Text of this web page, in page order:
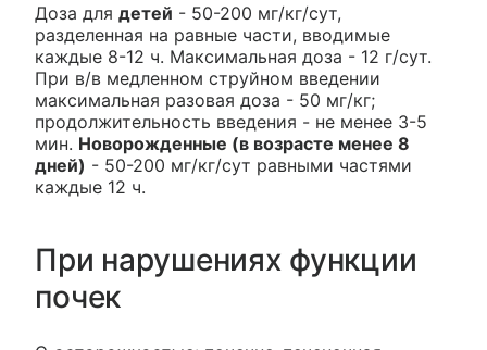
Доза для детей - 50-200 мг/кг/сут,
разделенная на равные части, вводимые
каждые 8-12 ч. Максимальная доза - 12 г/сут.
При в/в медленном струйном введении
максимальная разовая доза - 50 мг/кг;
продолжительность введения - не менее 3-5
мин. Новорожденные (в возрасте менее 8
дней) - 50-200 мг/кг/сут равными частями
каждые 12 ч.
При нарушениях функции
почек